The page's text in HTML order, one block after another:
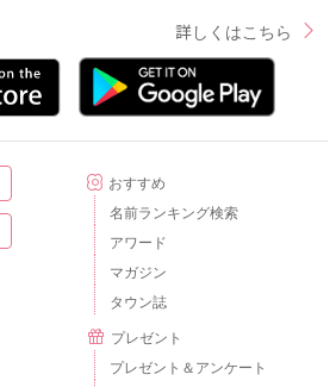
詳しくはこちら
おすすめ
名前ランキング検索
アワード
マガジン
タウン誌
プレゼント
プレゼント＆アンケート